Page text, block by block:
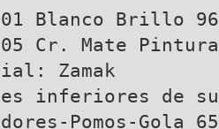
Blanco Brillo
Cr. Mate
Zamak
inferiores de
Pomos-Gola 65